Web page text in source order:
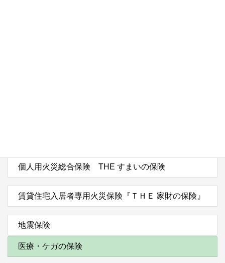
個人用火災総合保険 THE すまいの保険
賃貸住宅入居者専用火災保険『ＴＨＥ 家財の保険』
地震保険
医療・ケガの保険